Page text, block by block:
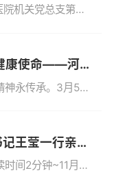
3月27日河南大学淮河医院机关党总支第六党支部（住培党支部）组织住培学员、专硕研究生和医院教职员工一起参加义务献血活动。迎着朝阳，河南大学淮河医院的住培学员、专硕研究生纷纷来到献血车旁积极报名参加义务献血，一场以“医心”向党、热血为民为主题的义务献血活动，在医院温情上演。医者仁心，始于点滴，住培学员、专硕研究生们得知医院将要开展义务献血活动后，纷纷主动报名、积极响应，用无偿献血这种最朴素的方式...
弘扬雷锋精神 践行健康使命——河南大学淮河医院组织住培学员开展卫生健康志愿服务主题党日活动
三月春风暖人心，雷锋精神永传承。3月5日，在第62个“学雷锋纪念日”当天，河南大学淮河医院机关党总支第六党支部以“弘扬雷锋精神 践行健康使命”为主题，组织住培学员走进开封市龙亭区集英花园，开展卫生健康志愿服务主题党日活动，将专业医疗服务与暖心关怀送到社区居民家门口，用实际行动传承雷锋精神，践行医者初心与使命。活动现场，住培学员们与医院消化内科、中医科、心内科等多个临床科室专家，以及金明池社区卫...
医学院党委常务副书记王莹一行亲切慰问考研学子并发放暖心礼包
全文共998字，预计阅读时间2分钟~11月6日上午，第二临床医学院（淮河医院）学生考研自习室内暖意融融。医学院党委常务副书记王莹，医学院副院长柴立辉，医学院学生工作组组长、校医院党总支书记、院长陈丹丹，第二临床医学院（淮河医院）执行院长秦长江，淮河医院总会计师王建军，第二临床医学院（淮河医院）副院长马静，医学院教务办老师及辅导员等人亲切看望并慰问正在紧张备战研究生考试的学生。走进自习室，浓郁的...